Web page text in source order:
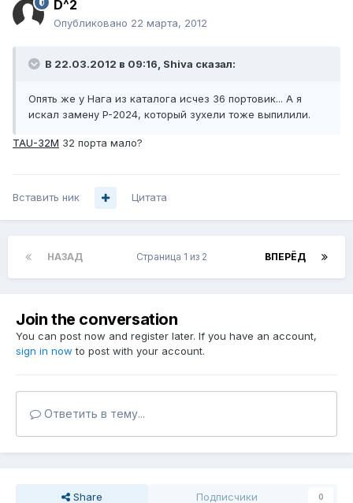
D^2
Опубликовано 22 марта, 2012
В 22.03.2012 в 09:16, Shiva сказал:
Опять же у Нага из каталога исчез 36 портовик... А я
искал замену P-2024, который зухели тоже выпилили.
TAU-32M 32 порта мало?
Вставить ник Цитата
НАЗАД ВПЕРЁД
Страница 1 из 2
Join the conversation
You can post now and register later. If you have an account,
sign in now to post with your account.
Ответить в тему...
Share Подписчики 0